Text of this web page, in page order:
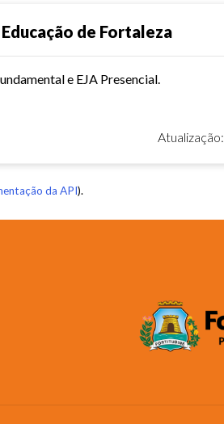
de Fortaleza
e EJA Presencial.
Atualização:
da API).